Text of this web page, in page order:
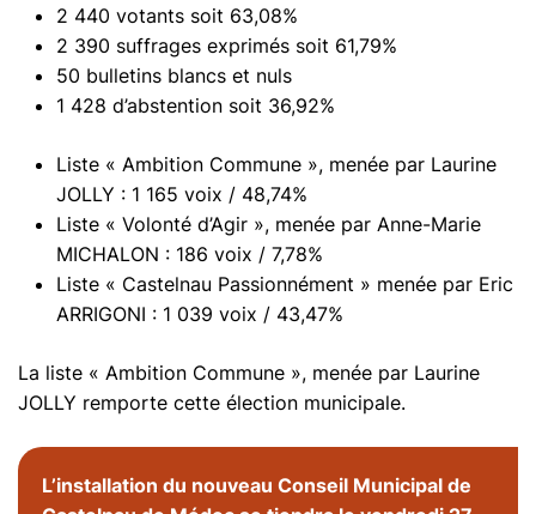
2 440 votants soit 63,08%
2 390 suffrages exprimés soit 61,79%
50 bulletins blancs et nuls
1 428 d’abstention soit 36,92%
Liste « Ambition Commune », menée par Laurine
JOLLY : 1 165 voix / 48,74%
Liste « Volonté d’Agir », menée par Anne-Marie
MICHALON : 186 voix / 7,78%
Liste « Castelnau Passionnément » menée par Eric
ARRIGONI : 1 039 voix / 43,47%
La liste « Ambition Commune », menée par Laurine
JOLLY remporte cette élection municipale.
L’installation du nouveau Conseil Municipal de